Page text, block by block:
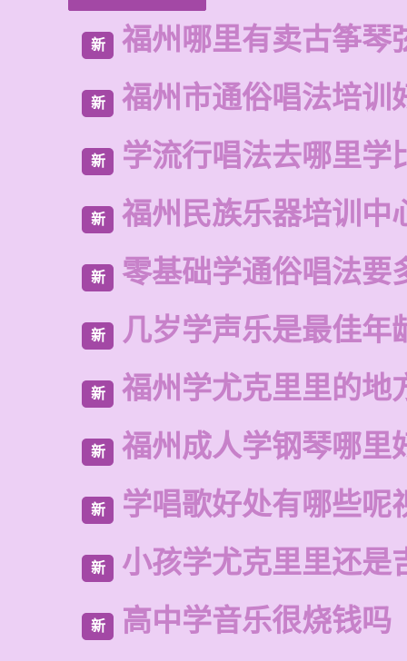
新 福州哪里有卖古筝琴
新 福州市通俗唱法培训
新 学流行唱法去哪里学
新 福州民族乐器培训中
新 零基础学通俗唱法要
新 几岁学声乐是最佳年
新 福州学尤克里里的地
新 福州成人学钢琴哪里
新 学唱歌好处有哪些呢
新 小孩学尤克里里还是
新 高中学音乐很烧钱吗